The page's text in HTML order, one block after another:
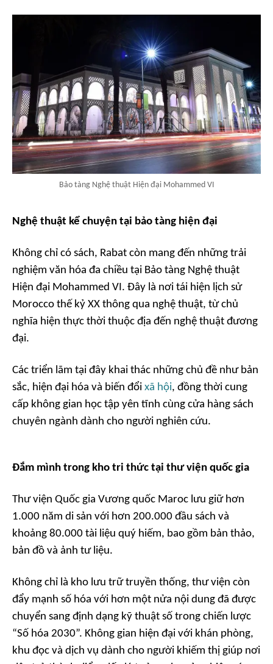
Bảo tàng Nghệ thuật Hiện đại Mohammed VI
Nghệ thuật kể chuyện tại bảo tàng hiện đại
Không chỉ có sách, Rabat còn mang đến những trải
nghiệm văn hóa đa chiều tại Bảo tàng Nghệ thuật
Hiện đại Mohammed VI. Đây là nơi tái hiện lịch sử
Morocco thế kỷ XX thông qua nghệ thuật, từ chủ
nghĩa hiện thực thời thuộc địa đến nghệ thuật đương
đại.
Các triển lãm tại đây khai thác những chủ đề như bản
sắc, hiện đại hóa và biến đổi xã hội, đồng thời cung
cấp không gian học tập yên tĩnh cùng cửa hàng sách
chuyên ngành dành cho người nghiên cứu.
Đắm mình trong kho tri thức tại thư viện quốc gia
Thư viện Quốc gia Vương quốc Maroc lưu giữ hơn
1.000 năm di sản với hơn 200.000 đầu sách và
khoảng 80.000 tài liệu quý hiếm, bao gồm bản thảo,
bản đồ và ảnh tư liệu.
Không chỉ là kho lưu trữ truyền thống, thư viện còn
đẩy mạnh số hóa với hơn một nửa nội dung đã được
chuyển sang định dạng kỹ thuật số trong chiến lược
“Số hóa 2030”. Không gian hiện đại với khán phòng,
khu đọc và dịch vụ dành cho người khiếm thị giúp nơi